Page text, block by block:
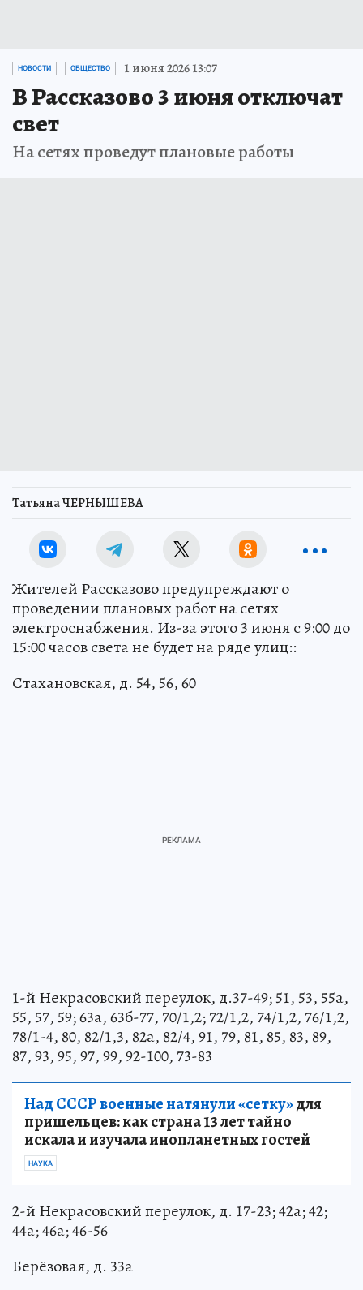
НОВОСТИ ОБЩЕСТВО 1 июня 2026 13:07
В Рассказово 3 июня отключат
свет
На сетях проведут плановые работы
Татьяна ЧЕРНЫШЕВА
Жителей Рассказово предупреждают о
проведении плановых работ на сетях
электроснабжения. Из-за этого 3 июня с 9:00 до
15:00 часов света не будет на ряде улиц::
Стахановская, д. 54, 56, 60
1-й Некрасовский переулок, д.37-49; 51, 53, 55а,
55, 57, 59; 63а, 63б-77, 70/1,2; 72/1,2, 74/1,2, 76/1,2,
78/1-4, 80, 82/1,3, 82а, 82/4, 91, 79, 81, 85, 83, 89,
87, 93, 95, 97, 99, 92-100, 73-83
Над СССР военные натянули «сетку»для
пришельцев: как страна 13 лет тайно
искала и изучала инопланетных гостей
НАУКА
2-й Некрасовский переулок, д. 17-23; 42а; 42;
44а; 46а; 46-56
Берёзовая, д. 33а